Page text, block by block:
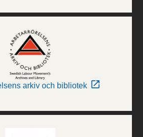
arkiv och bibliotek